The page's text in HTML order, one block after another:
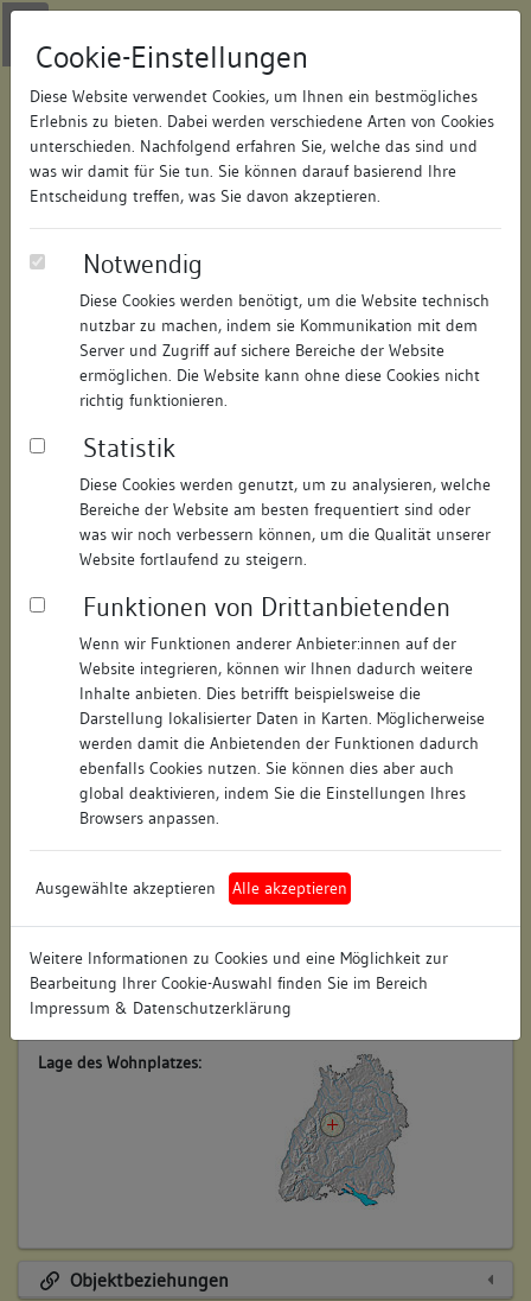
Cookie-Einstellungen
Diese Website verwendet Cookies, um Ihnen ein bestmögliches
Erlebnis zu bieten. Dabei werden verschiedene Arten von Cookies
unterschieden. Nachfolgend erfahren Sie, welche das sind und
was wir damit für Sie tun. Sie können darauf basierend Ihre
Entscheidung treffen, was Sie davon akzeptieren.
Notwendig
Diese Cookies werden benötigt, um die Website technisch
nutzbar zu machen, indem sie Kommunikation mit dem
Server und Zugriff auf sichere Bereiche der Website
ermöglichen. Die Website kann ohne diese Cookies nicht
richtig funktionieren.
Statistik
Diese Cookies werden genutzt, um zu analysieren, welche
Bereiche der Website am besten frequentiert sind oder
was wir noch verbessern können, um die Qualität unserer
Website fortlaufend zu steigern.
Funktionen von Drittanbietenden
Wenn wir Funktionen anderer Anbieter:innen auf der
Website integrieren, können wir Ihnen dadurch weitere
Inhalte anbieten. Dies betrifft beispielsweise die
Darstellung lokalisierter Daten in Karten. Möglicherweise
werden damit die Anbietenden der Funktionen dadurch
ebenfalls Cookies nutzen. Sie können dies aber auch
global deaktivieren, indem Sie die Einstellungen Ihres
Browsers anpassen.
Ausgewählte akzeptieren Alle akzeptieren
Weitere Informationen zu Cookies und eine Möglichkeit zur
Bearbeitung Ihrer Cookie-Auswahl finden Sie im Bereich
Impressum & Datenschutzerklärung
Zur Navigation springen
Zum Inhalt der Website springen
Datenbank Bauforschung/Restaurierung
Württembergische
Schwarzwaldbahn, Abschnitt Calw
und Weil der Stadt
168130951721/Datum:10.07.2018
Datenbestand:
Bauforschung
Alle Inhalte dieser Seite:
/
Objektdaten
Hausnummer: keine
Postleitzahl: keine
Stadt-Teilort: keine
Regierungsbezirk: Karlsruhe
Wohnplatzschlüssel: 8235085000
Flurstücknummer: diverse
Historischer Straßenname: keiner
Historische Gebäudenummer:
Lage des Wohnplatzes:
Objektbeziehungen